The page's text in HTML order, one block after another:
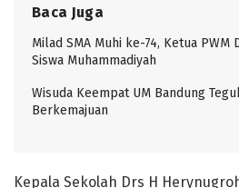
Baca Juga
Milad SMA Muhi ke-74, Ketua PWM
Siswa Muhammadiyah
Wisuda Keempat UM Bandung
Berkemajuan
Kepala Sekolah Drs H